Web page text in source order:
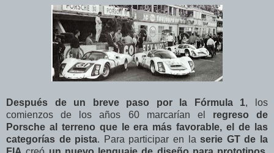
Después de un breve paso por la Fórmula 1, los
comienzos de los años 60 marcarían el regreso de
Porsche al terreno que le era más favorable, el de las
categorías de pista. Para participar en laserie GT de la